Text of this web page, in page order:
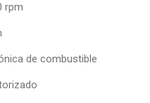
rpm
de combustible